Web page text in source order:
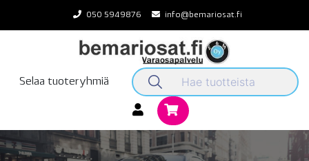
content
050 5949876 info@bemariosat.fi
Selaa tuoteryhmiä